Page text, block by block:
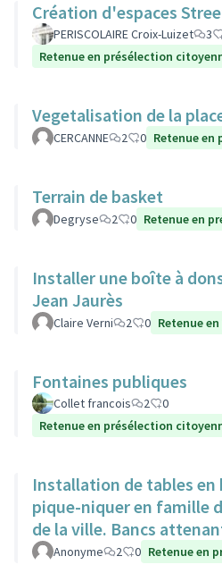
Création d'espaces
PERISCOLAIRE Croix-Luizet 3
Retenue en présélection
Vegetalisation de la
CERCANNE 2 0 Retenue
Terrain de basket
Degryse 2 0 Retenue en
Installer une boîte à
Jean Jaurès
Claire Verni 2 0 Retenue
Fontaines publiques
Collet francois 2
0
Retenue en présélection
Installation de tables
pique-niquer en famille
de la ville. Bancs
Anonyme 2 0 Retenue en